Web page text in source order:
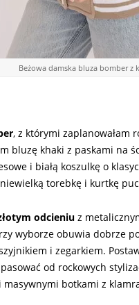
Beżowa damska bluza bomber z
, z którymi zaplanowałam
bluzę khaki z paskami na
i białą koszulkę o
torebkę i kurtkę
odcieniu z
wyborze obuwia dobrze
i zegarkiem.
od rockowych
i masywnymi botkami z